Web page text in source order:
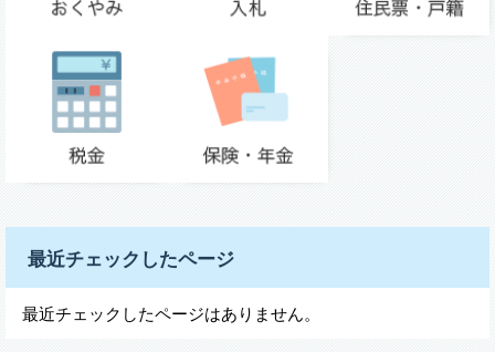
最近チェックしたページ
最近チェックしたページはありません。